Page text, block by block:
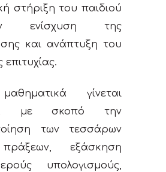
στήριξη του παιδιού
ενίσχυση της
και ανάπτυξη του
γίνεται
με σκοπό την
των τεσσάρων
εξάσκηση
υπολογισμούς,